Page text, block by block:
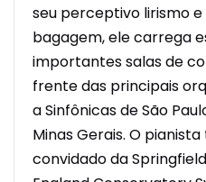
seu perceptivo lirismo
bagagem, ele carrega
importantes salas de
frente das principais
a Sinfônicas de São
Minas Gerais. O
convidado da